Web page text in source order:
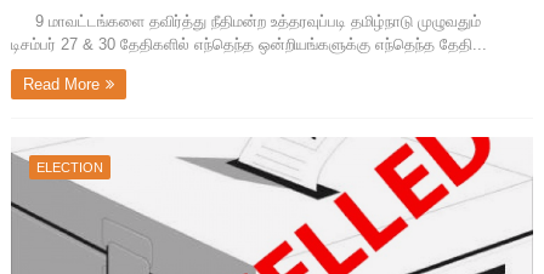
9 மாவட்டங்களை தவிர்த்து நீதிமன்ற உத்தரவுப்படி தமிழ்நாடு முழுவதும்
டிசம்பர் 27 & 30 தேதிகளில் எந்தெந்த ஒன்றியங்களுக்கு எந்தெந்த தேதி...
Read More
ELECTION